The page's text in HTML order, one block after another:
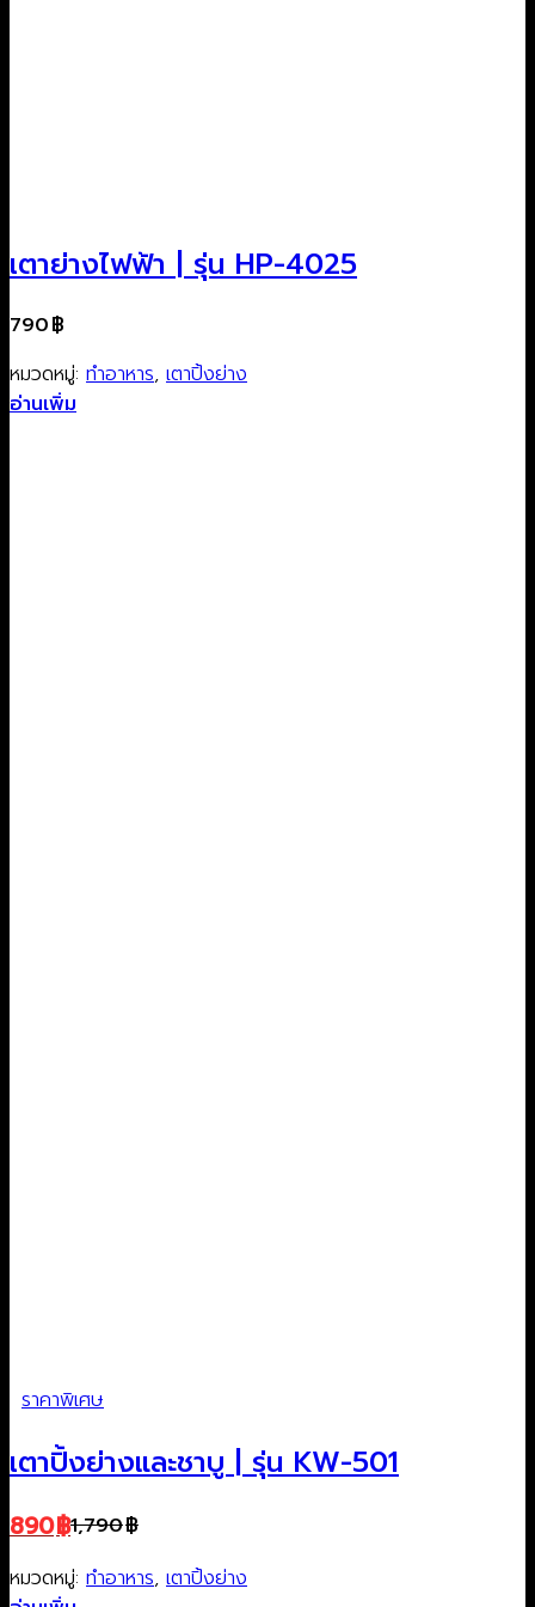
เตาย่างไฟฟ้า | รุ่น HP-4025
790฿
หมวดหมู่: ทำอาหาร, เตาปิ้งย่าง
อ่านเพิ่ม
ราคาพิเศษ
เตาปิ้งย่างและชาบู | รุ่น KW-501
1,790฿
Original
price
was:
890฿
Current
price
is:
หมวดหมู่: ทำอาหาร, เตาปิ้งย่าง